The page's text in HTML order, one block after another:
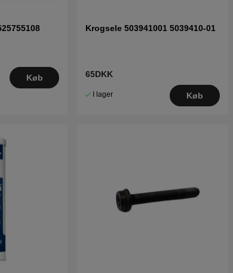
Køb
Krogsele 503941001 5039410-01
65DKK
I lager Køb